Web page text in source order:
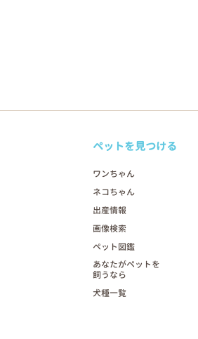
ペットを見つける
ワンちゃん
ネコちゃん
出産情報
画像検索
ペット図鑑
あなたがペットを
飼うなら
犬種一覧